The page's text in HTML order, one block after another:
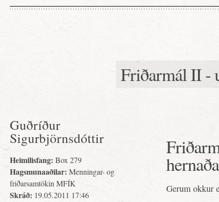
Friðarmál II -
Guðríður
Sigurbjörnsdóttir
Heimilisfang: Box 279
Hagsmunaaðilar: Menningar- og
friðarsamtökin MFÍK
Skráð: 19.05.2011 17:46
Gerum okkur